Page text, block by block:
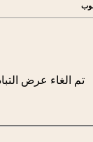
تم الغاء عرض